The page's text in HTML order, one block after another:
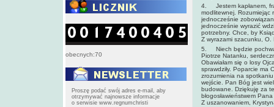
obecnych:70
Proszę podać swój adres e-mail, aby
otrzymywać najnowsze informacje
o serwisie www.regnumchristi
4. Jestem kapłanem,
modlitewnej. Rozumiejąc
jednocześnie
jednocześnie wyrazić
potrzebny. Chce, by
Z wyrazami szacunku, O.
5. Niech będzie
Piotrze Natanku,
Obawiałam się o losy
sprawdziły. Poparcie ma
zrozumienia na
wejście. Pan Bóg jest
budowane. Dziękuję za
błogosławieństwem
Z uszanowaniem,